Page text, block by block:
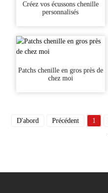
Créez vos écussons chenille
personnalisés
Patchs chenille en gros près de
chez moi
D'abord Précédent 1